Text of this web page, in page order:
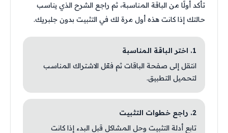
تأكد أولًا من الباقة المناسبة، ثم راجع الشرح الذي يناسب
حالتك إذا كانت هذه أول مرة لك في التثبيت بدون جلبريك.
1. اختر الباقة المناسبة
انتقل إلى صفحة الباقات ثم فعّل الاشتراك المناسب
لتحميل التطبيق.
2. راجع خطوات التثبيت
تابع أدلة التثبيت وحل المشاكل قبل البدء إذا كانت